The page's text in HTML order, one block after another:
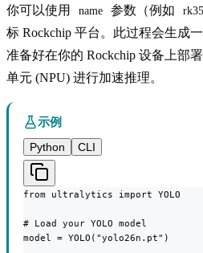
你可以使用
name 参数（例如
标 Rockchip 平台。此过程会生成
准备好在你的 Rockchip 设备上部
单元 (NPU) 进行加速推理。
示例
Python
CLI
from ultralytics import YOLO
# Load your YOLO model
model = YOLO("yolo26n.pt")